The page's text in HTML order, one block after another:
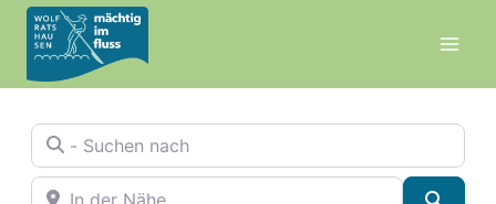
Zum
Inhalt
springen
- Suchen nach
In der Nähe